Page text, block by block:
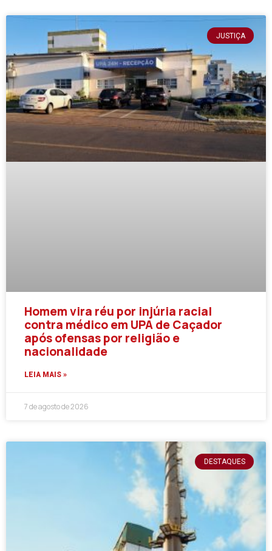
JUSTIÇA
Homem vira réu por injúria racial
contra médico em UPA de Caçador
após ofensas por religião e
nacionalidade
LEIA MAIS »
7 de agosto de 2026
DESTAQUES